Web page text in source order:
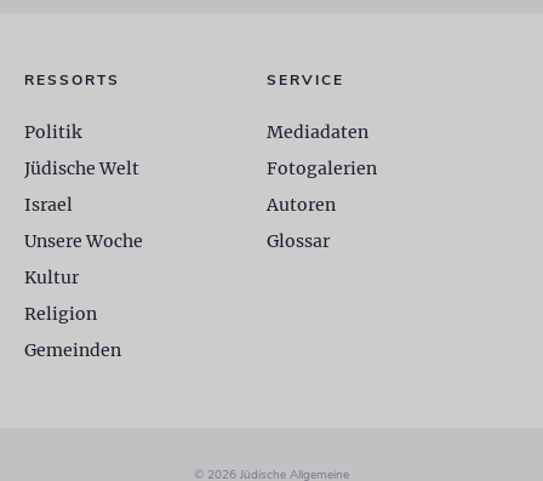
RESSORTS
Politik
Jüdische Welt
Israel
Unsere Woche
Kultur
Religion
Gemeinden
SERVICE
Mediadaten
Fotogalerien
Autoren
Glossar
© 2026 Jüdische Allgemeine